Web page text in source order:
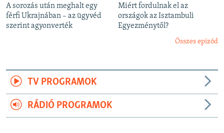
A sorozás után meghalt egy
férfi Ukrajnában – az ügyvéd
szerint agyonverték
Miért fordulnak el az
országok az Isztambuli
Egyezménytől?
Összes epizód
TV PROGRAMOK
RÁDIÓ PROGRAMOK